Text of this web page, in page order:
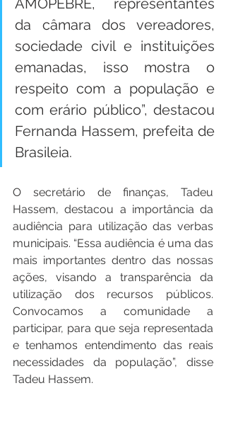
da câmara dos vereadores,
sociedade civil e instituições
emanadas, isso mostra o
respeito com a população e
com erário público”, destacou
Fernanda Hassem, prefeita de
Brasileia.
O secretário de finanças, Tadeu
Hassem, destacou a importância da
audiência para utilização das verbas
municipais. “Essa audiência é uma das
mais importantes dentro das nossas
ações, visando a transparência da
utilização dos recursos públicos.
Convocamos a comunidade a
participar, para que seja representada
e tenhamos entendimento das reais
necessidades da população”, disse
Tadeu Hassem.